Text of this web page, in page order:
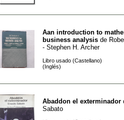
Aan introduction to
business analysis de
- Stephen H. Archer
Libro usado (Castellano)
(Inglés)
Abaddon el exterminador
Sabato